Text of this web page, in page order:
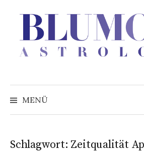
überspringen
MENÜ
Schlagwort: Zeitqualität